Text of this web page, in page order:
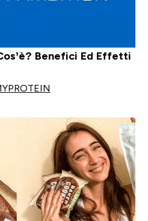
Benefici Ed Effetti